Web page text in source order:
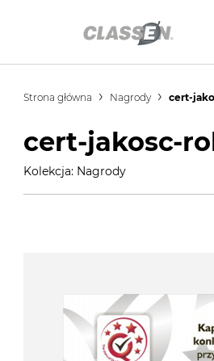
Strona główna Nagrody cert-
cert-jakosc-
Kolekcja: Nagrody